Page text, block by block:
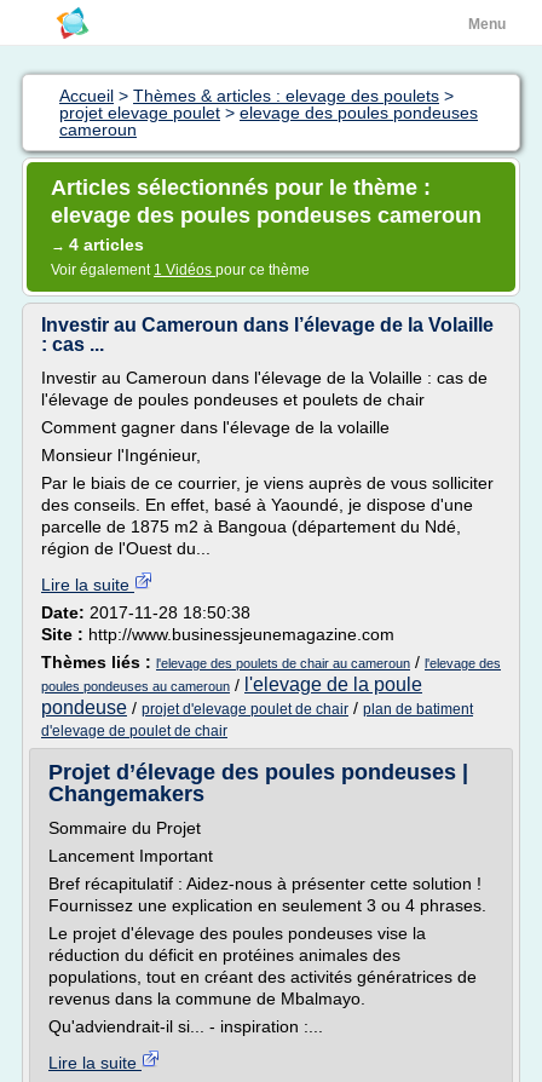
Menu
Accueil > Thèmes & articles : elevage des poulets >
projet elevage poulet > elevage des poules pondeuses
cameroun
Articles sélectionnés pour le thème :
elevage des poules pondeuses cameroun
→ 4 articles
Voir également 1 Vidéos pour ce thème
Investir au Cameroun dans l’élevage de la Volaille
: cas ...
Investir au Cameroun dans l'élevage de la Volaille : cas de
l'élevage de poules pondeuses et poulets de chair
Comment gagner dans l'élevage de la volaille
Monsieur l'Ingénieur,
Par le biais de ce courrier, je viens auprès de vous solliciter
des conseils. En effet, basé à Yaoundé, je dispose d'une
parcelle de 1875 m2 à Bangoua (département du Ndé,
région de l'Ouest du...
Lire la suite
Date: 2017-11-28 18:50:38
Site : http://www.businessjeunemagazine.com
Thèmes liés : l'elevage des poulets de chair au cameroun / l'elevage des
poules pondeuses au cameroun / l'elevage de la poule
pondeuse / projet d'elevage poulet de chair / plan de batiment
d'elevage de poulet de chair
Projet d’élevage des poules pondeuses |
Changemakers
Sommaire du Projet
Lancement Important
Bref récapitulatif : Aidez-nous à présenter cette solution !
Fournissez une explication en seulement 3 ou 4 phrases.
Le projet d'élevage des poules pondeuses vise la
réduction du déficit en protéines animales des
populations, tout en créant des activités génératrices de
revenus dans la commune de Mbalmayo.
Qu'adviendrait-il si... - inspiration :...
Lire la suite